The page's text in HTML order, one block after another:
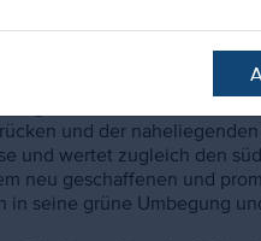
und der
und wertet zugleich den
neu geschaffenen und
in seine grüne Umbegung